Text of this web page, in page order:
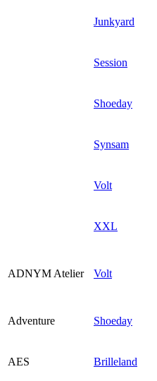
Junkyard
Session
Shoeday
Synsam
Volt
XXL
ADNYM Atelier Volt
Adventure Shoeday
AES Brilleland